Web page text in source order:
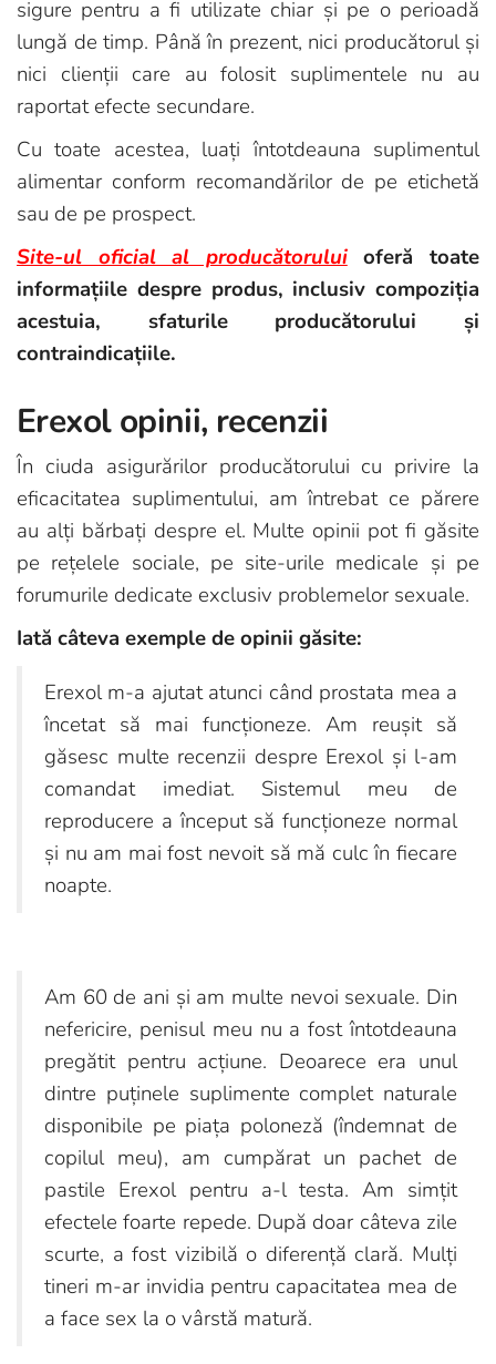
sigure pentru a fi utilizate chiar și pe o perioadă
lungă de timp. Până în prezent, nici producătorul și
nici clienții care au folosit suplimentele nu au
raportat efecte secundare.
Cu toate acestea, luați întotdeauna suplimentul
alimentar conform recomandărilor de pe etichetă
sau de pe prospect.
Site-ul oficial al producătoruluioferă toate
informațiile despre produs, inclusiv compoziția
acestuia, sfaturile producătorului și
contraindicațiile.
Erexol opinii, recenzii
În ciuda asigurărilor producătorului cu privire la
eficacitatea suplimentului, am întrebat ce părere
au alți bărbați despre el. Multe opinii pot fi găsite
pe rețelele sociale, pe site-urile medicale și pe
forumurile dedicate exclusiv problemelor sexuale.
Iată câteva exemple de opinii găsite:
Erexol m-a ajutat atunci când prostata mea a
încetat să mai funcționeze. Am reușit să
găsesc multe recenzii despre Erexol și l-am
comandat imediat. Sistemul meu de
reproducere a început să funcționeze normal
și nu am mai fost nevoit să mă culc în fiecare
noapte.
Am 60 de ani și am multe nevoi sexuale. Din
nefericire, penisul meu nu a fost întotdeauna
pregătit pentru acțiune. Deoarece era unul
dintre puținele suplimente complet naturale
disponibile pe piața poloneză (îndemnat de
copilul meu), am cumpărat un pachet de
pastile Erexol pentru a-l testa. Am simțit
efectele foarte repede. După doar câteva zile
scurte, a fost vizibilă o diferență clară. Mulți
tineri m-ar invidia pentru capacitatea mea de
a face sex la o vârstă matură.